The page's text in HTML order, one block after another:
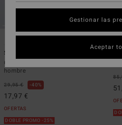
ECO
Stamp
Camiseta de manga corta Negro
hombre
29,95 € 40%
17,97 €
OFERTAS
DOBLE PROMO -25%
Gestionar las
Aceptar